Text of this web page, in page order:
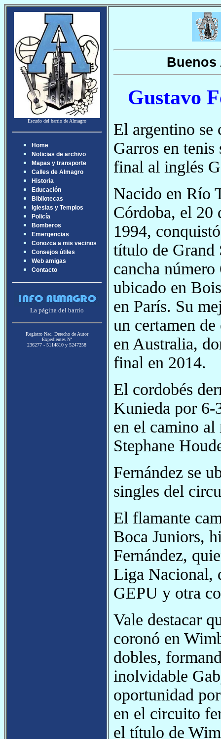
Escudo del barrio de Almagro
Home
Noticias de archivo
Mapas y transporte
Calles de Almagro
Historia
Educación
Bibliotecas
Iglesias y Templos
Policía
Bomberos
Emergencias
Conozca a mis vecinos
Consejos útiles
Web amigas
Contacto
La página del barrio
Registro Nac. Derecho de Autor
Expedientes Nª
236277 - 5114810 y 5247258
Buenos
Gustavo
El argentino se
Garros en tenis
final al inglés
Nacido en Río
Córdoba, el 20
1994,
título de Grand
cancha
ubicado en
en París. Su
un certamen
en Australia,
final en 2014.
El cordobés
Kunieda por 6-
en el camino
Stephane
Fernández se
singles del
El flamante
Boca Juniors,
Fernández,
Liga Nacional,
GEPU y otra
Vale destacar
coronó en
dobles,
inolvidable
oportunidad
en el circuito
el título de